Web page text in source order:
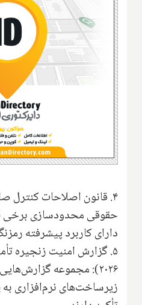
حقوقی محدودسازی برخی
دارای کاربرد پیشرفته
۲۰۲۶): مجموعه
زیرساخت‌های نرم‌افزاری